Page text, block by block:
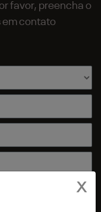
favor, preencha o
em contato
X